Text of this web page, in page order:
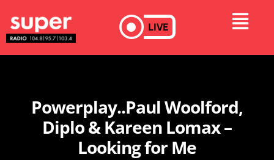
LIVE
Powerplay..Paul Woolford,
Diplo & Kareen Lomax –
Looking for Me